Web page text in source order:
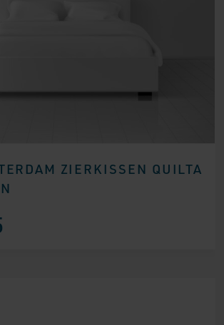
ZIERKISSEN QUILTA